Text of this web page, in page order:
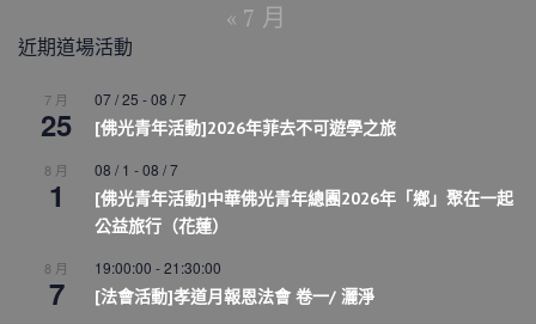
« 7 月
近期道場活動
7 月
25
07 / 25 -08 / 7
[佛光青年活動]2026年菲去不可遊學之旅
8 月
1
08 / 1 -08 / 7
[佛光青年活動]中華佛光青年總團2026年「鄉」聚在一起
公益旅行（花蓮）
8 月
7
19:00:00 -21:30:00
[法會活動]孝道月報恩法會 卷一/ 灑淨